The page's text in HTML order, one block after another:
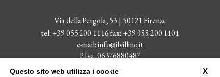
Via della Pergola, 53 | 50121 Firenze
tel: +39 055 200 1116 fax: +39 055 200 1101
e-mail:info@ilvillino.it
P.Iva: 06376880487
CIN: IT048017B45QNZIR65
X
Questo sito web utilizza i cookie